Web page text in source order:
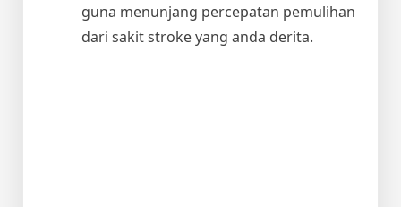
guna menunjang percepatan pemulihan
dari sakit stroke yang anda derita.